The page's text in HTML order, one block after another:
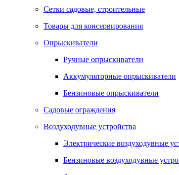
Сетки садовые, строительные
Товары для консервирования
Опрыскиватели
Ручные опрыскиватели
Аккумуляторные опрыскиватели
Бензиновые опрыскиватели
Садовые ограждения
Воздуходувные устройства
Электрические воздуходувные
Бензиновые воздуходувные